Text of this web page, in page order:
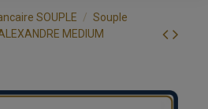
SOUPLE
Souple
MEDIUM